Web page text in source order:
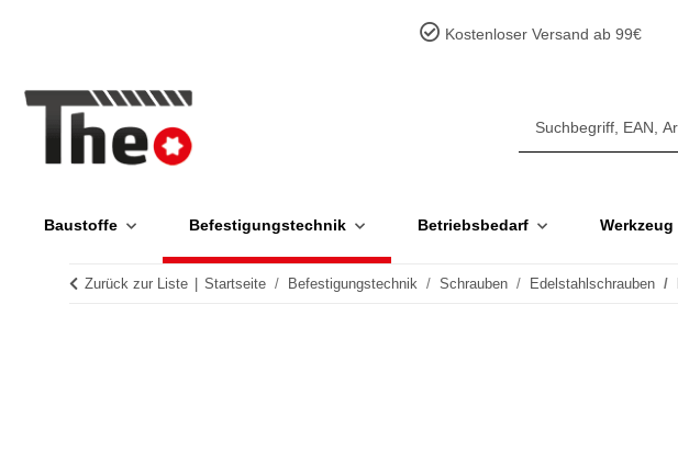
Kostenloser Versand ab 99€
Baustoffe Befestigungstechnik Betriebsbedarf Werkzeug
Zurück zur Liste Startseite Befestigungstechnik Schrauben Edelstahlschrauben